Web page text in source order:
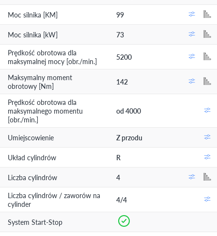
Moc silnika [KM] 99
Moc silnika [kW]
73
Prędkość obrotowa dla
maksymalnej mocy [obr./min.]
5200
Maksymalny moment
obrotowy [Nm]
142
Prędkość obrotowa dla
maksymalnego momentu
[obr./min.]
od 4000
Umiejscowienie Z przodu
Układ cylindrów R
Liczba cylindrów
4
Liczba cylindrów / zaworów na
cylinder
4/4
System Start-Stop